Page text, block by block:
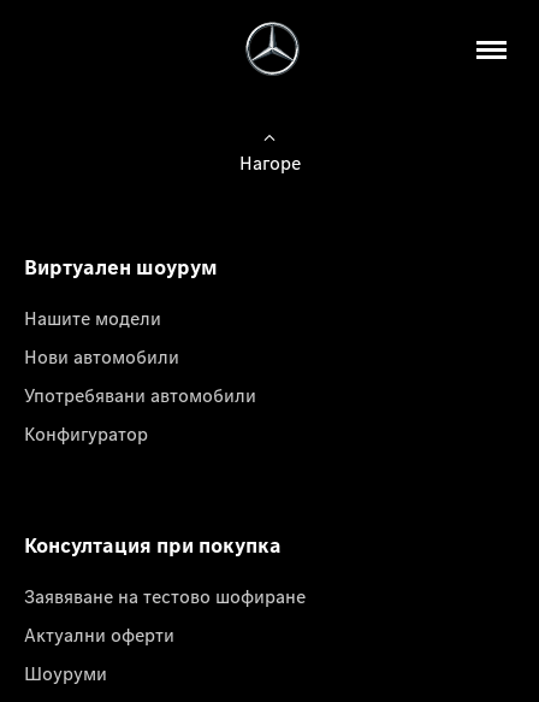
Нагоре
Виртуален шоурум
Нашите модели
Нови автомобили
Употребявани автомобили
Конфигуратор
Консултация при покупка
Заявяване на тестово шофиране
Актуални оферти
Шоуруми